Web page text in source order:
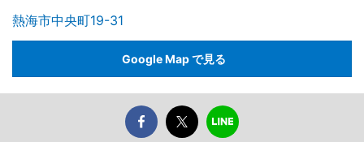
熱海市中央町19-31
Google Map で見る